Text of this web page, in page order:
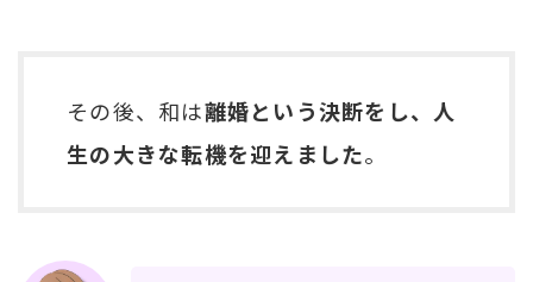
その後、和は離婚という決断をし、人
生の大きな転機を迎えました。